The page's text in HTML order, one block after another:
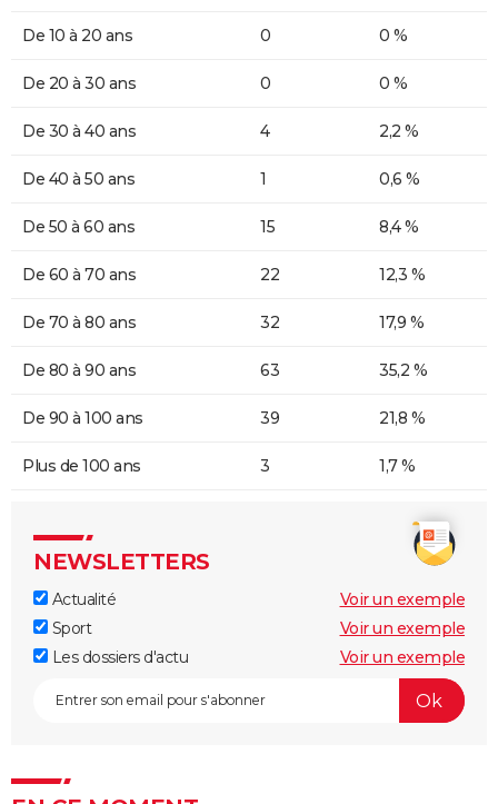
De 10 à 20 ans 0 0 %
De 20 à 30 ans 0 0 %
De 30 à 40 ans 4 2,2 %
De 40 à 50 ans 1 0,6 %
De 50 à 60 ans 15 8,4 %
De 60 à 70 ans 22 12,3 %
De 70 à 80 ans 32 17,9 %
De 80 à 90 ans 63 35,2 %
De 90 à 100 ans 39 21,8 %
Plus de 100 ans 3 1,7 %
NEWSLETTERS
Actualité
Voir un exemple
Sport
Voir un exemple
Les dossiers d'actu
Voir un exemple